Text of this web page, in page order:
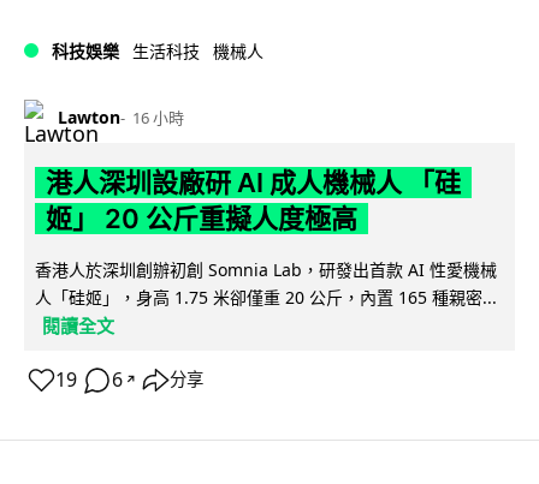
科技娛樂 生活科技 機械人
Lawton 16 小時
港人深圳設廠研 AI 成人機械人 「硅
姬」 20 公斤重擬人度極高
香港人於深圳創辦初創 Somnia Lab，研發出首款 AI 性愛機械
人「硅姬」，身高 1.75 米卻僅重 20 公斤，內置 165 種親密...
閱讀全文
19 6 ↗ 分享